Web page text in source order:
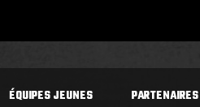
ÉQUIPES JEUNES PARTENAIRES